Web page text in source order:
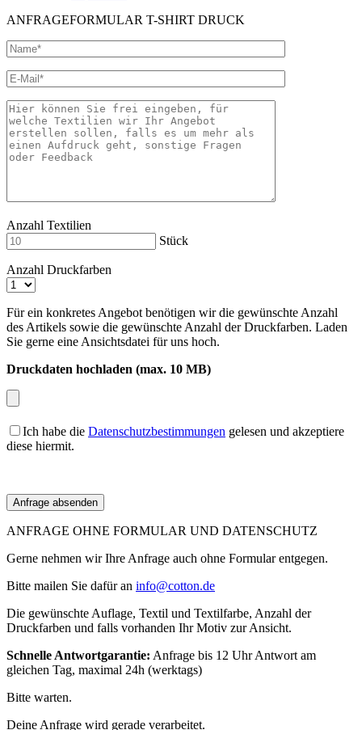
ANFRAGEFORMULAR T-SHIRT DRUCK
Anzahl Textilien
Stück
Anzahl Druckfarben
Für ein konkretes Angebot benötigen wir die gewünschte Anzahl
des Artikels sowie die gewünschte Anzahl der Druckfarben. Laden
Sie gerne eine Ansichtsdatei für uns hoch.
Druckdaten hochladen (max. 10 MB)
Ich habe die Datenschutzbestimmungen gelesen und akzeptiere
diese hiermit.
ANFRAGE OHNE FORMULAR UND DATENSCHUTZ
Gerne nehmen wir Ihre Anfrage auch ohne Formular entgegen.
Bitte mailen Sie dafür an info@cotton.de
Die gewünschte Auflage, Textil und Textilfarbe, Anzahl der
Druckfarben und falls vorhanden Ihr Motiv zur Ansicht.
Schnelle Antwortgarantie: Anfrage bis 12 Uhr Antwort am
gleichen Tag, maximal 24h (werktags)
Bitte warten.
Deine Anfrage wird gerade verarbeitet.